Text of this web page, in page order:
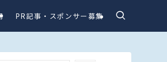
PR記事・スポンサー募集